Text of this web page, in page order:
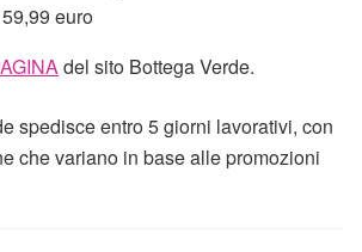
euro
del sito Bottega Verde.
spedisce entro 5 giorni lavorativi, con
che variano in base alle promozioni